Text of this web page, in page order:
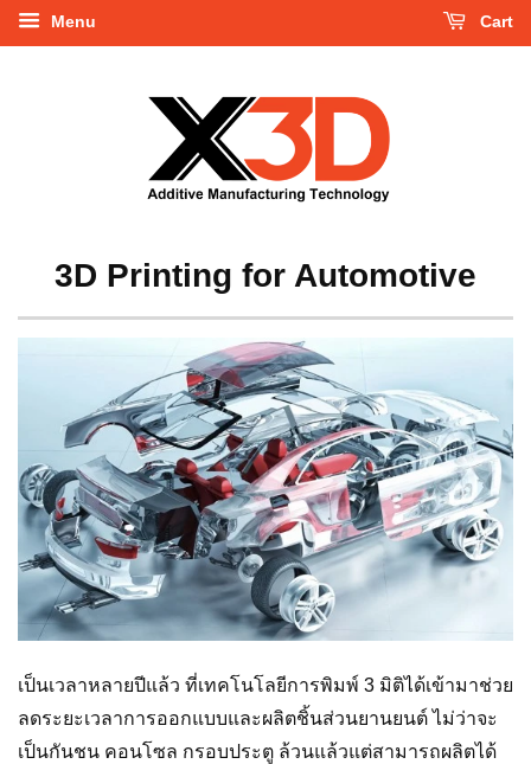
Menu Cart
3D Printing for Automotive
เป็นเวลาหลายปีแล้ว ที่เทคโนโลยีการพิมพ์ 3 มิติได้เข้ามาช่วย
ลดระยะเวลาการออกแบบและผลิตชิ้นส่วนยานยนต์ ไม่ว่าจะ
เป็นกันชน คอนโซล กรอบประตู ล้วนแล้วแต่สามารถผลิตได้